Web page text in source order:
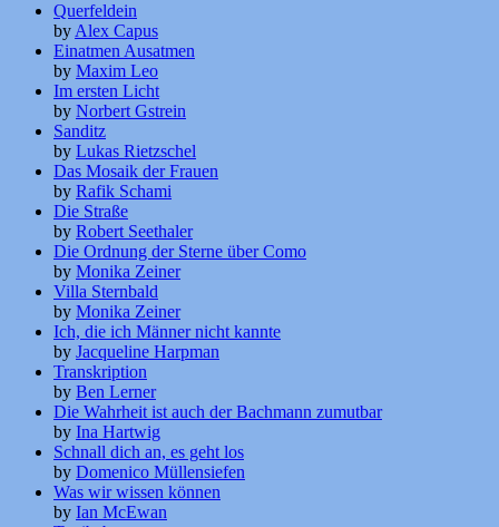
Querfeldein
by Alex Capus
Einatmen Ausatmen
by Maxim Leo
Im ersten Licht
by Norbert Gstrein
Sanditz
by Lukas Rietzschel
Das Mosaik der Frauen
by Rafik Schami
Die Straße
by Robert Seethaler
Die Ordnung der Sterne über Como
by Monika Zeiner
Villa Sternbald
by Monika Zeiner
Ich, die ich Männer nicht kannte
by Jacqueline Harpman
Transkription
by Ben Lerner
Die Wahrheit ist auch der Bachmann zumutbar
by Ina Hartwig
Schnall dich an, es geht los
by Domenico Müllensiefen
Was wir wissen können
by Ian McEwan